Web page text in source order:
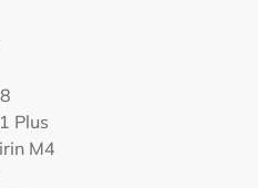
Plus
M4